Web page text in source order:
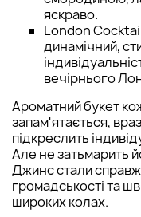
яскраво.
London
динамічний,
вечірнього
Ароматний букет
запам'ятається,
підкреслить
Але не затьмарить
Джинс стали
громадськості та
широких колах.